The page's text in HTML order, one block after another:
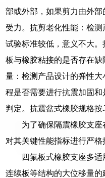
部或外部，如果剪力由外
受力。抗剪老化性能：检
试验标准较低，意义不大
板与橡胶粘接的是否存在
量：检测产品设计的弹性
程是否需要进行抗震加固
判定。抗震盆式橡胶规格按
为了确保隔震橡胶支座
对其关键性能指标进行严格
四氟板式橡胶支座多
连续板等结构的大位移量